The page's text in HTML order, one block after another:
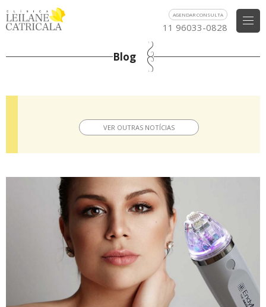
AGENDAR CONSULTA
11 96033-0828
Blog
VER OUTRAS NOTÍCIAS